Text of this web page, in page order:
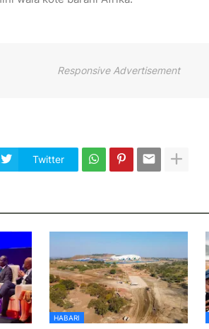
Responsive Advertisement
Twitter
HABARI